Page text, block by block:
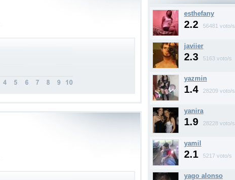
esthefany
2.2 56481 voto/s
javiier
2.3 5163 voto/s
yazmin
1.4 28209 voto/s
yanira
1.9 28228 voto/s
yamil
2.1 5217 voto/s
yago alonso